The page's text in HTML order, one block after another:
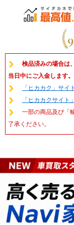
検品済みの場合は
当日中にご入金します
「ヒカカク」サイ
「ヒカカクサイト
一部の商品及び「
了承ください。